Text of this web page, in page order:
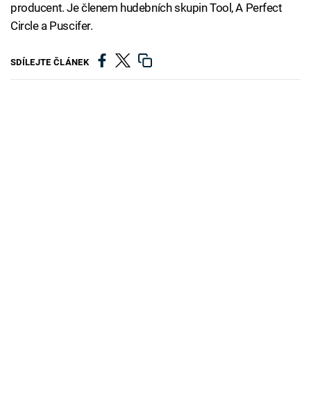
producent. Je členem hudebních skupin Tool, A Perfect
Circle a Puscifer.
SDÍLEJTE ČLÁNEK